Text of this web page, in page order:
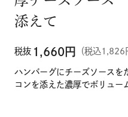
添えて
税抜 1,660円 （税込1,826
ハンバーグにチーズソースを
コンを添えた濃厚でボリュー